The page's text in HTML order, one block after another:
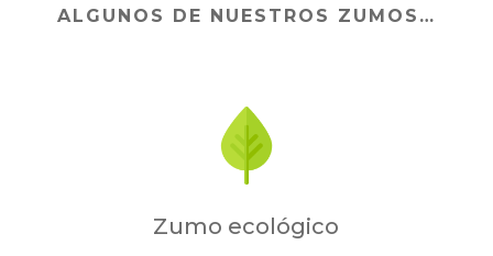
ALGUNOS DE NUESTROS ZUMOS…
Zumo ecológico